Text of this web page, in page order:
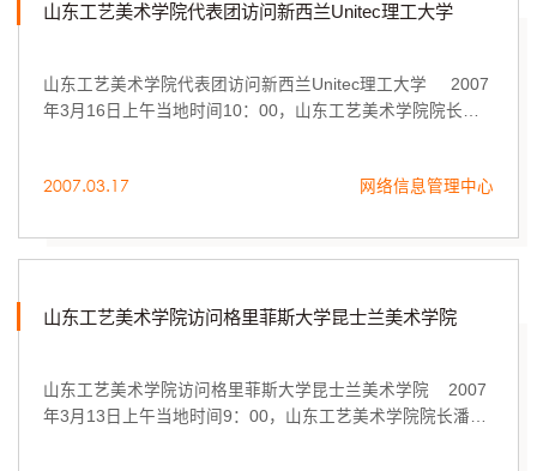
山东工艺美术学院代表团访问新西兰Unitec理工大学
山东工艺美术学院代表团访问新西兰Unitec理工大学 2007
年3月16日上午当地时间10：00，山东工艺美术学院院长潘
2007.03.17 网络信息管理中心
山东工艺美术学院访问格里菲斯大学昆士兰美术学院
山东工艺美术学院访问格里菲斯大学昆士兰美术学院 2007
年3月13日上午当地时间9：00，山东工艺美术学院院长潘鲁